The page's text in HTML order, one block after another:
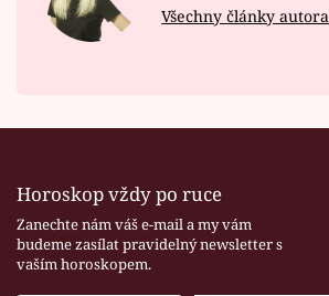
Všechny články autora
Horoskop vždy po ruce
Zanechte nám váš e-mail a my vám
budeme zasílat pravidelný newsletter s
vaším horoskopem.